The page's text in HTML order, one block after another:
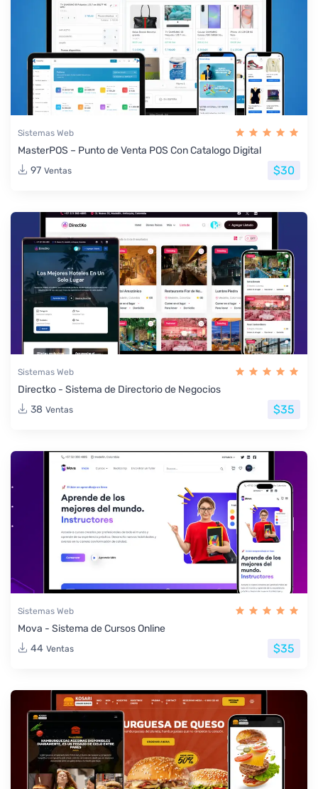
Sistemas Web
MasterPOS – Punto de Venta POS Con Catalogo Digital
97 Ventas $30
Sistemas Web
Directko - Sistema de Directorio de Negocios
38 Ventas $35
Sistemas Web
Mova - Sistema de Cursos Online
44 Ventas $35